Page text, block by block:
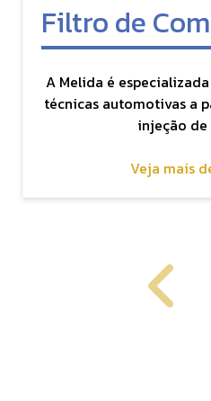
Filtro de
A Melida é
técnicas automotivas a
injeção
Veja mais